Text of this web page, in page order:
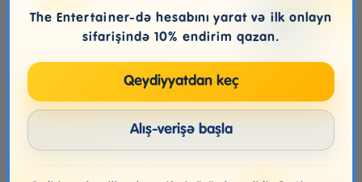
12.99₼ 7.99₼
The Entertainer-də hesabını yarat və ilk onlayn
sifarişində 10% endirim qazan.
Qeydiyyatdan keç
Alış-verişə başla